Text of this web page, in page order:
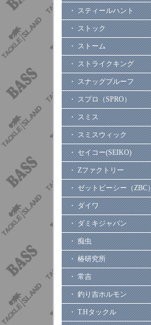
・ スティールハント
・ ストック
・ ストーム
・ ストライクキング
・ スナッグプルーフ
・ スプロ（SPRO）
・ スミス
・ スミスウィック
・ セイコー(SEIKO)
・ Zファクトリー
・ ゼットビーシー（ZBC）
・ ダイワ
・ ダミキジャパン
・ 痴虫
・ 椿研究所
・ 常吉
・ 釣り吉ホルモン
・ T.Hタックル